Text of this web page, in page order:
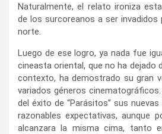
Naturalmente, el relato ironiza
de los surcoreanos a ser invadidos
norte.
Luego de ese logro, ya nada fue
cineasta oriental, que no ha dejado
contexto, ha demostrado su gran
variados géneros
del éxito de “Parásitos” sus
razonables expectativas, aunque
alcanzara la misma cima, tanto